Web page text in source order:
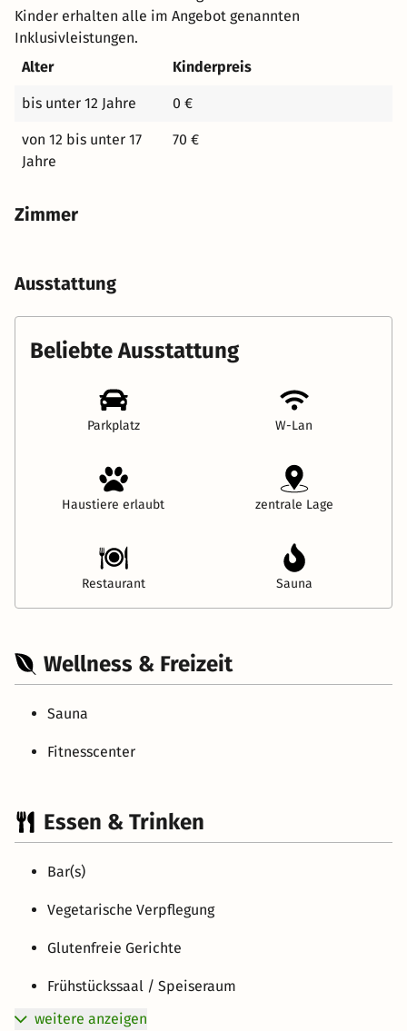
Kinder erhalten alle im Angebot genannten
Inklusivleistungen.
Alter
Kinderpreis
bis unter 12 Jahre 0 €
von 12 bis unter 17
Jahre
70 €
Zimmer
Ausstattung
Beliebte Ausstattung
Parkplatz W-Lan
Haustiere erlaubt zentrale Lage
Restaurant Sauna
Wellness & Freizeit
Sauna
Fitnesscenter
Essen & Trinken
Bar(s)
Vegetarische Verpflegung
Glutenfreie Gerichte
Frühstückssaal / Speiseraum
weitere anzeigen